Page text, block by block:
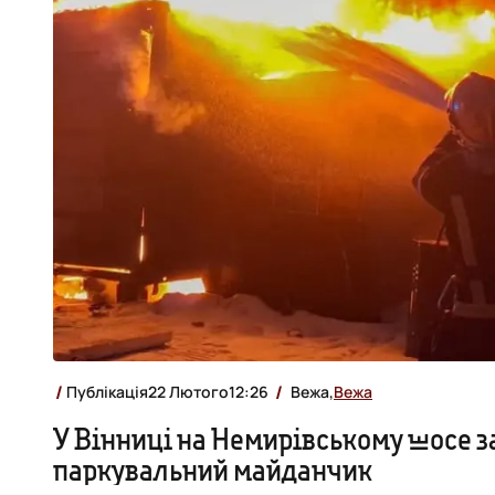
Публікація22 Лютого12:26 Вежа,Вежа
У Вінниці на Немирівському шосе
паркувальний майданчик